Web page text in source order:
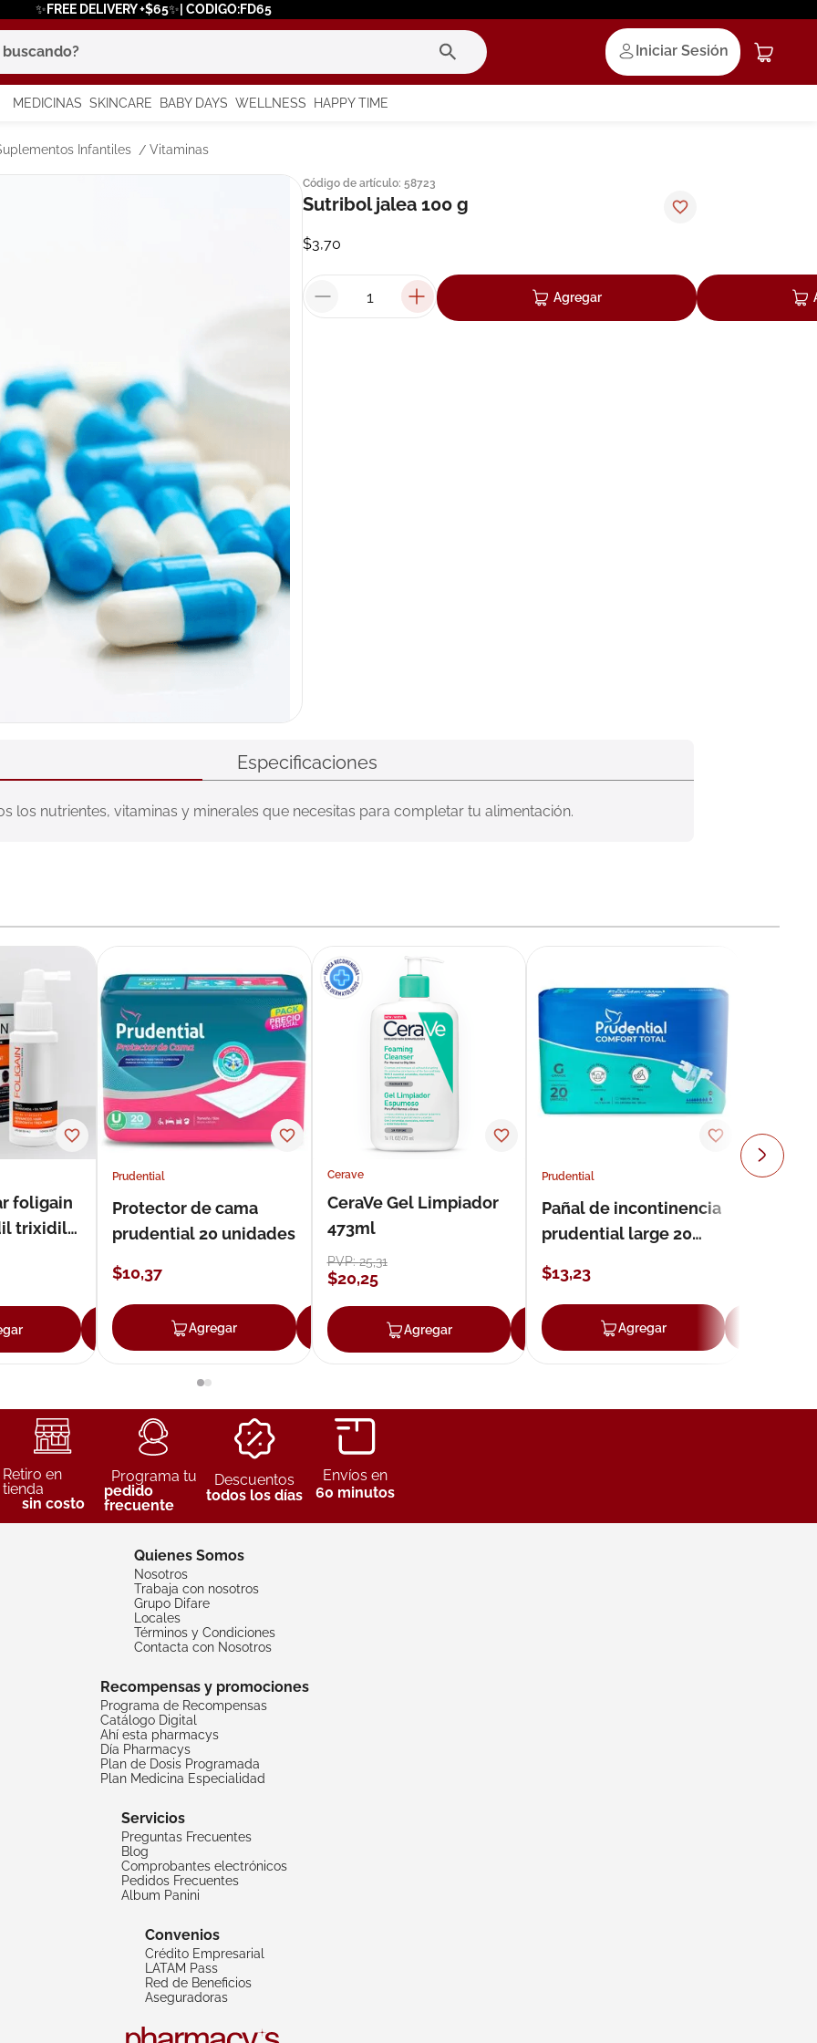
✨FREE DELIVERY +$65✨| CODIGO:FD65
Iniciar Sesión
MEDICINAS SKINCARE BABY DAYS WELLNESS HAPPY TIME
Infantiles Vitaminas
Código de artículo: 58723
Sutribol jalea 100 g
$3,70
Agregar
Especificaciones
los nutrientes, vitaminas y minerales que necesitas para completar tu alimentación.
foligain
trixidil
Agregar
Prudential
Protector de cama
prudential 20 unidades
$10,37
Agregar Agregar
Cerave
CeraVe Gel Limpiador
473ml
PVP:25,31
$20,25
Agregar Agregar
Prudential
Pañal de incontinencia
prudential large 20
$13,23
Agregar
Retiro en
tienda
sin costo
Programa tu
pedido
frecuente
Descuentos
todos los días
Envíos en
60 minutos
Quienes Somos
Nosotros
Trabaja con nosotros
Grupo Difare
Locales
Términos y Condiciones
Contacta con Nosotros
Recompensas y promociones
Programa de Recompensas
Catálogo Digital
Ahí esta pharmacys
Día Pharmacys
Plan de Dosis Programada
Plan Medicina Especialidad
Servicios
Preguntas Frecuentes
Blog
Comprobantes electrónicos
Pedidos Frecuentes
Album Panini
Convenios
Crédito Empresarial
LATAM Pass
Red de Beneficios
Aseguradoras
más buscados